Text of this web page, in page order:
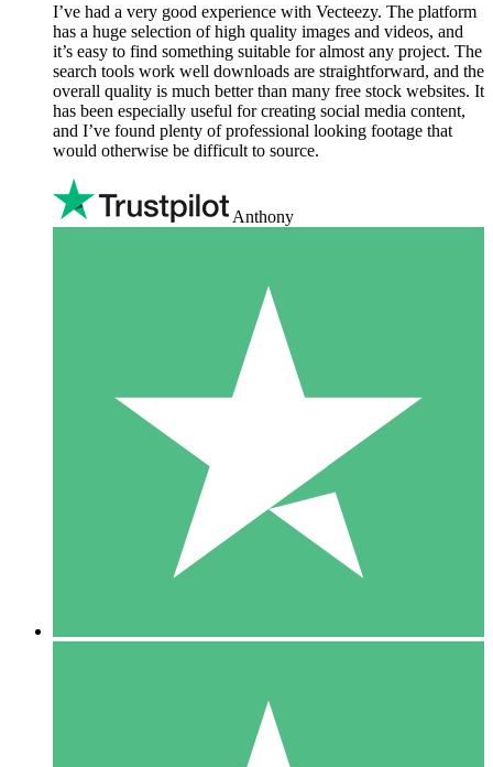
I’ve had a very good experience with Vecteezy. The platform
has a huge selection of high quality images and videos, and
it’s easy to find something suitable for almost any project. The
search tools work well downloads are straightforward, and the
overall quality is much better than many free stock websites. It
has been especially useful for creating social media content,
and I’ve found plenty of professional looking footage that
would otherwise be difficult to source.
Anthony